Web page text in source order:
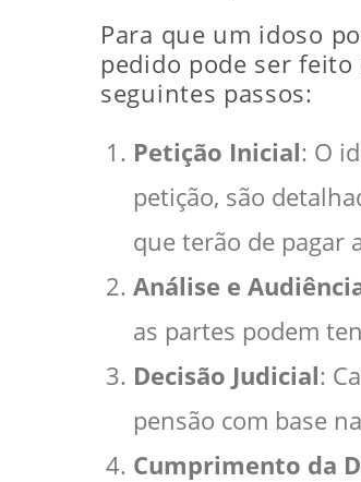
Para que um idoso
pedido pode ser
seguintes passos:
Petição Inicial: O
petição, são
que terão de pagar
Análise e
as partes podem
Decisão Judicial:
pensão com base
Cumprimento da